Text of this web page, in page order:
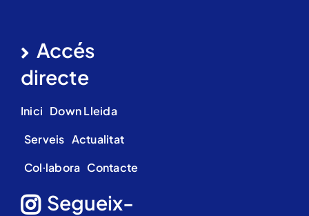
Accés
directe
Inici Down Lleida
Serveis Actualitat
Col·labora Contacte
Segueix-